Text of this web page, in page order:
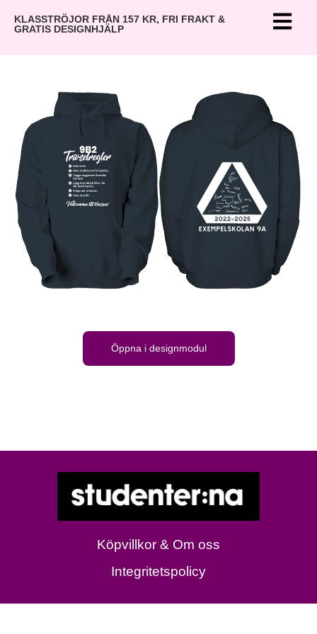
KLASSTRÖJOR FRÅN 157 KR, FRI FRAKT &
GRATIS DESIGNHJÄLP
Öppna i designmodul
Köpvillkor & Om oss
Integritetspolicy